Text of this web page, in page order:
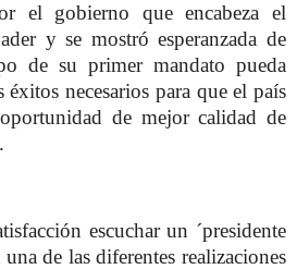
el gobierno que encabeza el
y se mostró esperanzada de
de su primer mandato pueda
éxitos necesarios para que el país
de mejor calidad de
escuchar un ´presidente
de las diferentes realizaciones